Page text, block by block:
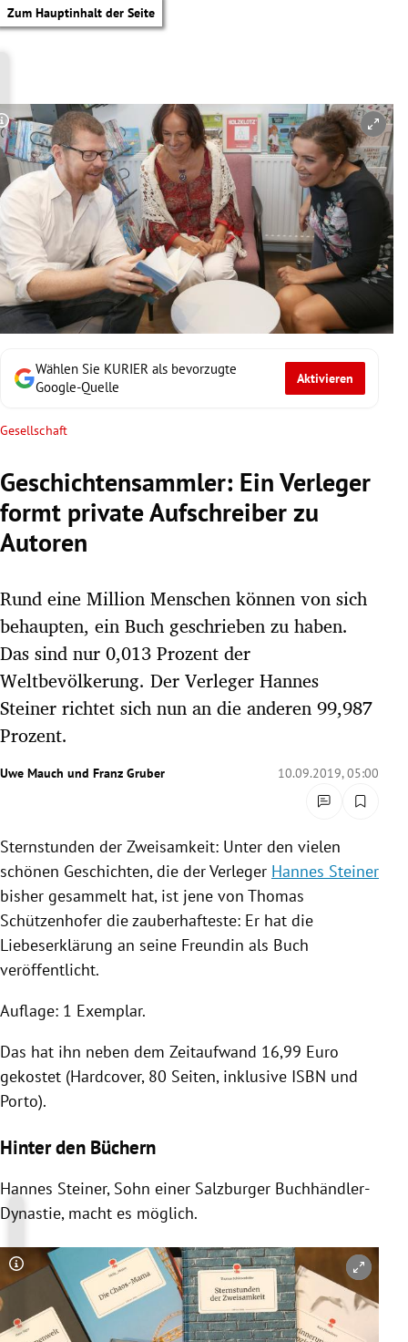
Zum Hauptinhalt der Seite
Untermenü
Untermenü
Untermenü
Untermenü
Untermenü
Untermenü
Untermenü
Untermenü
Untermenü
Wählen Sie KURIER als bevorzugte
Google-Quelle
Aktivieren
Gesellschaft
Geschichtensammler: Ein Verleger
formt private Aufschreiber zu
Autoren
Rund eine Million Menschen können von sich
behaupten, ein Buch geschrieben zu haben.
Das sind nur 0,013 Prozent der
Weltbevölkerung. Der Verleger Hannes
Steiner richtet sich nun an die anderen 99,987
Prozent.
Uwe Mauch und Franz Gruber 10.09.2019, 05:00
Copyright-Hinweis öffnen/schließen
Sternstunden der Zweisamkeit: Unter den vielen
schönen Geschichten, die der Verleger Hannes Steiner
bisher gesammelt hat, ist jene von Thomas
Schützenhofer die zauberhafteste: Er hat die
Liebeserklärung an seine Freundin als Buch
veröffentlicht.
Auflage: 1 Exemplar.
Das hat ihn neben dem Zeitaufwand 16,99 Euro
gekostet (Hardcover, 80 Seiten, inklusive ISBN und
Porto).
Hinter den Büchern
Hannes Steiner, Sohn einer Salzburger Buchhändler-
Dynastie, macht es möglich.
Copyright-Hinweis öffnen/schließen